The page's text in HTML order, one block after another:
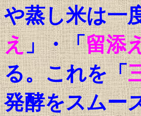
や蒸し米は一
え」・「留添
る。これを「
発酵をスムー